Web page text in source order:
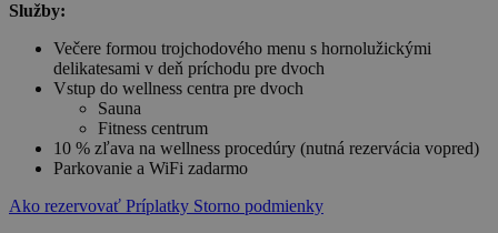
Služby:
Večere formou trojchodového menu s hornolužickými
delikatesami v deň príchodu pre dvoch
Vstup do wellness centra pre dvoch
Sauna
Fitness centrum
10 % zľava na wellness procedúry (nutná rezervácia vopred)
Parkovanie a WiFi zadarmo
Ako rezervovať Príplatky Storno podmienky